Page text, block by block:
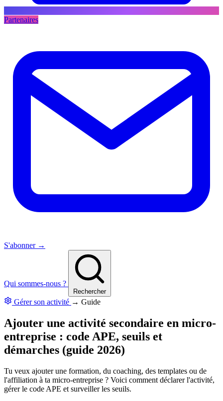
Partenaires
S'abonner →
Qui sommes-nous ?
Rechercher
Gérer son activité → Guide
Ajouter une activité secondaire en micro-
entreprise : code APE, seuils et
démarches (guide 2026)
Tu veux ajouter une formation, du coaching, des templates ou de
l'affiliation à ta micro-entreprise ? Voici comment déclarer l'activité,
gérer le code APE et surveiller les seuils.